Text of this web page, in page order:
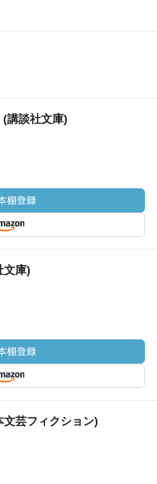
講談社文庫)
文庫)
芸フィクション)